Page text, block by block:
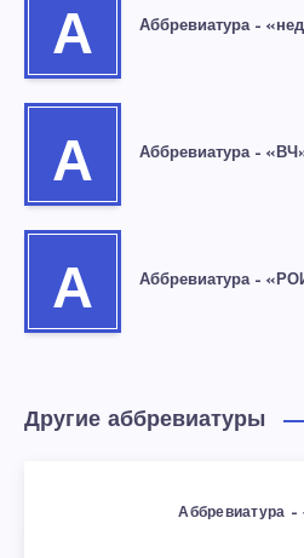
А Аббревиатура –
А Аббревиатура –
А Аббревиатура –
Другие аббревиатуры
Аббревиатура